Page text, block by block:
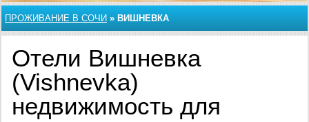
ПРОЖИВАНИЕ В CОЧИ » ВИШНЕВКА
Отели Вишневка
(Vishnevka)
недвижимость для